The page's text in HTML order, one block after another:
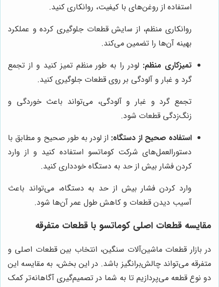
استفاده از روغن‌های با کیفیت، روانکاری کنید.
روانکاری منظم، از سایش قطعات جلوگیری کرده و عملکرد
بهینه آن‌ها را تضمین می‌کند.
تمیزکاری منظم: لودر را به طور منظم تمیز کنید و از تجمع
گرد و غبار و آلودگی بر روی قطعات جلوگیری کنید.
تجمع گرد و غبار و آلودگی، می‌تواند باعث خوردگی و
زنگ‌زدگی قطعات شود.
استفاده صحیح از دستگاه: از لودر به طور صحیح و مطابق با
دستورالعمل‌های شرکت کوماتسو استفاده کنید و از وارد
کردن فشار بیش از حد به دستگاه خودداری کنید.
وارد کردن فشار بیش از حد به دستگاه، می‌تواند باعث
آسیب دیدن قطعات و کاهش طول عمر آن‌ها شود.
مقایسه قطعات اصلی کوماتسو با قطعات متفرقه
در بازار قطعات ماشین‌آلات سنگین، انتخاب بین قطعات اصلی و
متفرقه می‌تواند چالش‌برانگیز باشد. در این بخش، به مقایسه این
دو نوع قطعه می‌پردازیم تا به شما در تصمیم‌گیری آگاهانه‌تر کمک